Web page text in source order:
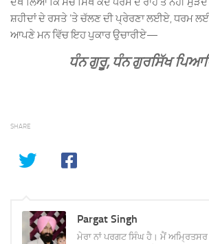
ਸ਼ਹੀਦਾਂ ਦੇ ਰਸਤੇ ’ਤੇ ਚੱਲਣ ਦੀ ਪ੍ਰੇਰਣਾ ਲਈਏ, ਧਰਮ
ਆਪਣੇ ਮਨ ਵਿੱਚ ਇਹ ਪੁਕਾਰ ਉਚਾਰੀਏ—
ਧੰਨ ਗੁਰੂ, ਧੰਨ ਗੁਰਸਿੱਖ
SHARE
Pargat Singh
ਮੇਰਾ ਨਾਂ ਪਰਗਟ ਸਿੰਘ ਹੈ। ਮੈਂ ਅਮ੍ਰਿਤਸਰ